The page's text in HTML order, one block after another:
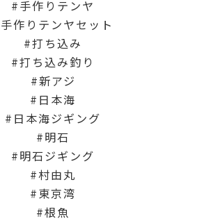
手作りテンヤ
手作りテンヤセット
打ち込み
打ち込み釣り
新アジ
日本海
日本海ジギング
明石
明石ジギング
村由丸
東京湾
根魚